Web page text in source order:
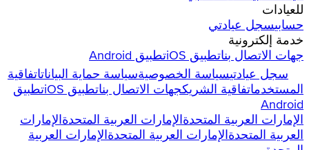
للعيادات
حسابيسجل عيادتي
خدمة إلكترونية
جهات الاتصال بناتطبيق iOS
تطبيق Android
سجل عيادتيسياسة الخصوصيةسياسة حماية البياناتاتفاقية
المستخدماتفاقية الشريكجهات الاتصال بناتطبيق iOS
تطبيق
Android
الإمارات العربية المتحدةالإمارات العربية المتحدةالإمارات
العربية المتحدةالإمارات العربية المتحدةالإمارات العربية